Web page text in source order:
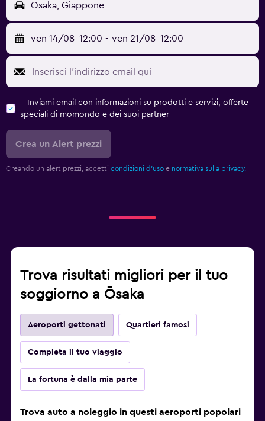
Ōsaka, Giappone
ven 14/08 12:00 - ven 21/08 12:00
Inviami email con informazioni su prodotti e servizi, offerte
speciali di momondo e dei suoi partner
Crea un Alert prezzi
Creando un alert prezzi, accetti condizioni d'uso e normativa sulla privacy.
Trova risultati migliori per il tuo
soggiorno a Ōsaka
Aeroporti gettonati Quartieri famosi
Completa il tuo viaggio
La fortuna è dalla mia parte
Trova auto a noleggio in questi aeroporti popolari